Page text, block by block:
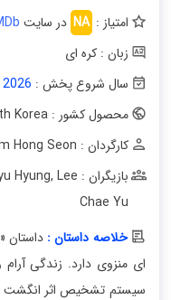
امتیاز : NA در سایت
زبان : کره ای
سال شروع پخش : 2026
محصول کشور : South Korea
کارگردان : Kim Hong Seon
بازیگران : Ryu Jun Yeol
Hyung, Lee
Chae Yu
خلاصه داستان :
ای منزوی دارد. زندگی
سیستم تشخیص اثر انگشت